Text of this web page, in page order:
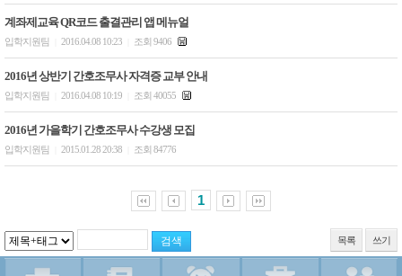
계좌제교육 QR코드 출결관리 앱 메뉴얼
입학지원팀 2016.04.08 10:23 조회 9406
2016년 상반기 간호조무사 자격증 교부 안내
입학지원팀 2016.04.08 10:19 조회 40055
2016년 가을학기 간호조무사 수강생 모집
입학지원팀 2015.01.28 20:38 조회 84776
1
목록 쓰기